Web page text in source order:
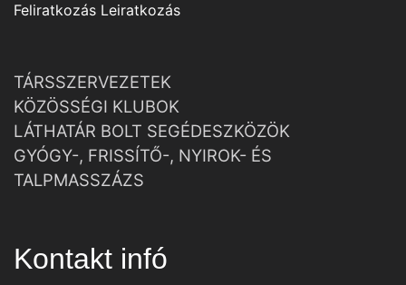
Feliratkozás Leiratkozás
TÁRSSZERVEZETEK
KÖZÖSSÉGI KLUBOK
LÁTHATÁR BOLT SEGÉDESZKÖZÖK
GYÓGY-, FRISSÍTŐ-, NYIROK- ÉS
TALPMASSZÁZS
Kontakt infó